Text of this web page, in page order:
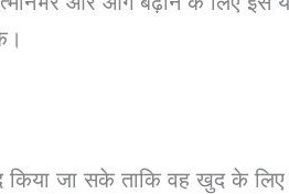
किया जा सके ताकि वह खुद के